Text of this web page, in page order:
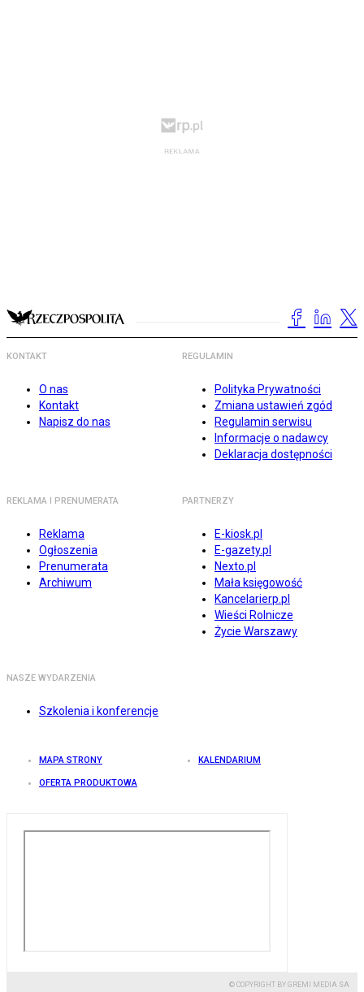
KONTAKT
O nas
Kontakt
Napisz do nas
REGULAMIN
Polityka Prywatności
Zmiana ustawień zgód
Regulamin serwisu
Informacje o nadawcy
Deklaracja dostępności
REKLAMA I PRENUMERATA
Reklama
Ogłoszenia
Prenumerata
Archiwum
PARTNERZY
E-kiosk.pl
E-gazety.pl
Nexto.pl
Mała księgowość
Kancelarierp.pl
Wieści Rolnicze
Życie Warszawy
NASZE WYDARZENIA
Szkolenia i konferencje
MAPA STRONY KALENDARIUM
OFERTA PRODUKTOWA
© COPYRIGHT BY GREMI MEDIA SA